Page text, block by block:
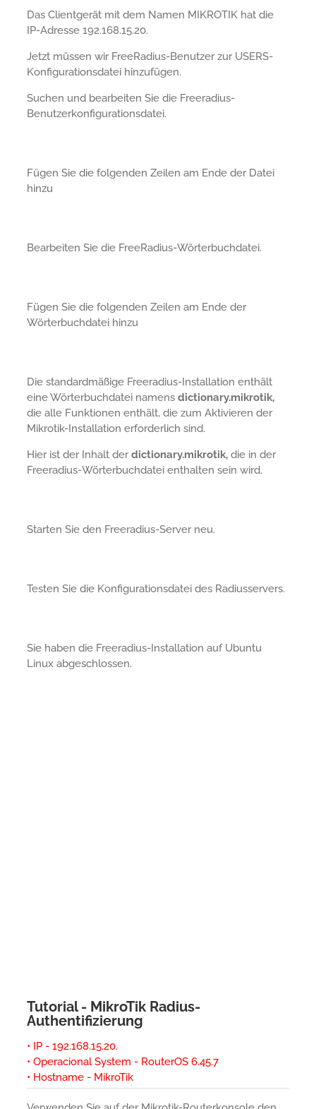
Das Clientgerät mit dem Namen MIKROTIK hat die
IP-Adresse 192.168.15.20.
Jetzt müssen wir FreeRadius-Benutzer zur USERS-
Konfigurationsdatei hinzufügen.
Suchen und bearbeiten Sie die Freeradius-
Benutzerkonfigurationsdatei.
Fügen Sie die folgenden Zeilen am Ende der Datei
hinzu
Bearbeiten Sie die FreeRadius-Wörterbuchdatei.
Fügen Sie die folgenden Zeilen am Ende der
Wörterbuchdatei hinzu
Die standardmäßige Freeradius-Installation enthält
eine Wörterbuchdatei namens dictionary.mikrotik,
die alle Funktionen enthält, die zum Aktivieren der
Mikrotik-Installation erforderlich sind.
Hier ist der Inhalt derdictionary.mikrotik, die in der
Freeradius-Wörterbuchdatei enthalten sein wird.
Starten Sie den Freeradius-Server neu.
Testen Sie die Konfigurationsdatei des Radiusservers.
Sie haben die Freeradius-Installation auf Ubuntu
Linux abgeschlossen.
Tutorial - MikroTik Radius-
Authentifizierung
• IP - 192.168.15.20.
• Operacional System - RouterOS 6.45.7
• Hostname - MikroTik